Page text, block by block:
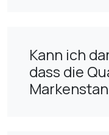
Kann ich
dass die